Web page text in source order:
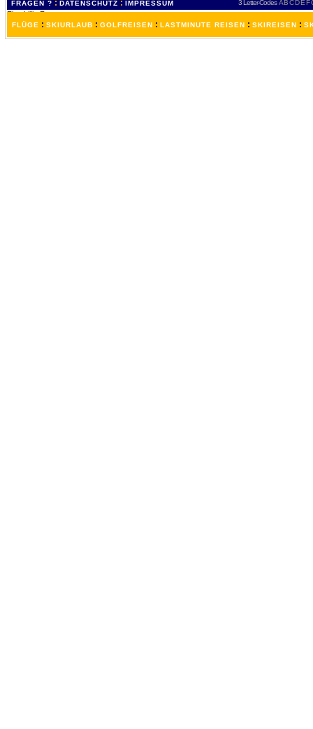
FRAGEN ? : DATENSCHUTZ : IMPRESSUM 3 Letter-Codes ABCDEF
FLÜGE : SKIURLAUB : GOLFREISEN : LASTMINUTE REISEN : SKIREISEN :